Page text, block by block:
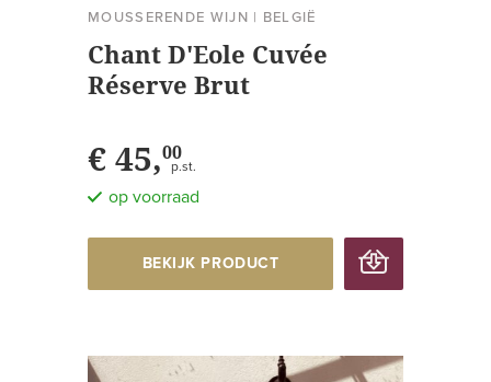
MOUSSERENDE WIJN | BELGIË
Chant D'Eole Cuvée
Réserve Brut
€ 45,00
p.st.
op voorraad
BEKIJK PRODUCT